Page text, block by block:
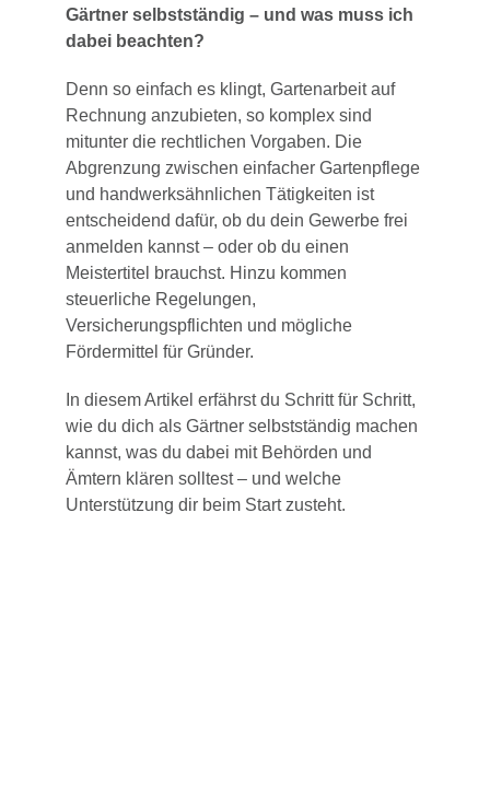
Gärtner selbstständig – und was muss ich
dabei beachten?
Denn so einfach es klingt, Gartenarbeit auf
Rechnung anzubieten, so komplex sind
mitunter die rechtlichen Vorgaben. Die
Abgrenzung zwischen einfacher Gartenpflege
und handwerksähnlichen Tätigkeiten ist
entscheidend dafür, ob du dein Gewerbe frei
anmelden kannst – oder ob du einen
Meistertitel brauchst. Hinzu kommen
steuerliche Regelungen,
Versicherungspflichten und mögliche
Fördermittel für Gründer.
In diesem Artikel erfährst du Schritt für Schritt,
wie du dich als Gärtner selbstständig machen
kannst, was du dabei mit Behörden und
Ämtern klären solltest – und welche
Unterstützung dir beim Start zusteht.